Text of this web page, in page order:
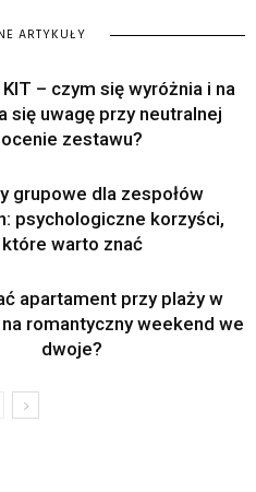
ARTYKUŁY
– czym się wyróżnia i na
się uwagę przy neutralnej
ocenie zestawu?
grupowe dla zespołów
psychologiczne korzyści,
które warto znać
apartament przy plaży w
romantyczny weekend we
dwoje?